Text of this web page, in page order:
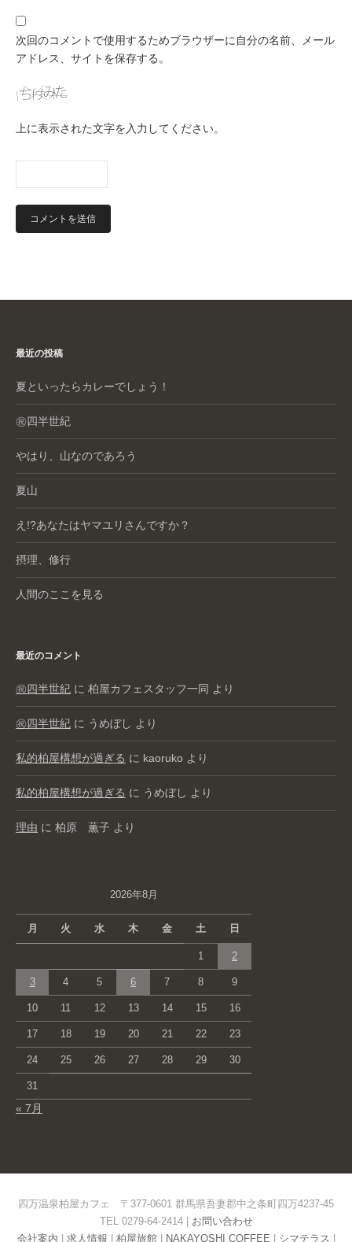
次回のコメントで使用するためブラウザーに自分の名前、メール
アドレス、サイトを保存する。
上に表示された文字を入力してください。
最近の投稿
夏といったらカレーでしょう！
㊗️四半世紀
やはり、山なのであろう
夏山
え!?あなたはヤマユリさんですか？
摂理、修行
人間のここを見る
最近のコメント
㊗️四半世紀 に 柏屋カフェスタッフ一同 より
㊗️四半世紀 に うめぼし より
私的柏屋構想が過ぎる に kaoruko より
私的柏屋構想が過ぎる に うめぼし より
理由 に 柏原 薫子 より
2026年8月
月 火 水 木 金 土 日
1 2
3 4 5 6 7 8 9
10 11 12 13 14 15 16
17 18 19 20 21 22 23
24 25 26 27 28 29 30
31
« 7月
四万温泉柏屋カフェ 〒377-0601 群馬県吾妻郡中之条町四万4237-45
TEL 0279-64-2414 | お問い合わせ
会社案内
求人情報 柏屋旅館| NAKAYOSHI COFFEE シマテラス